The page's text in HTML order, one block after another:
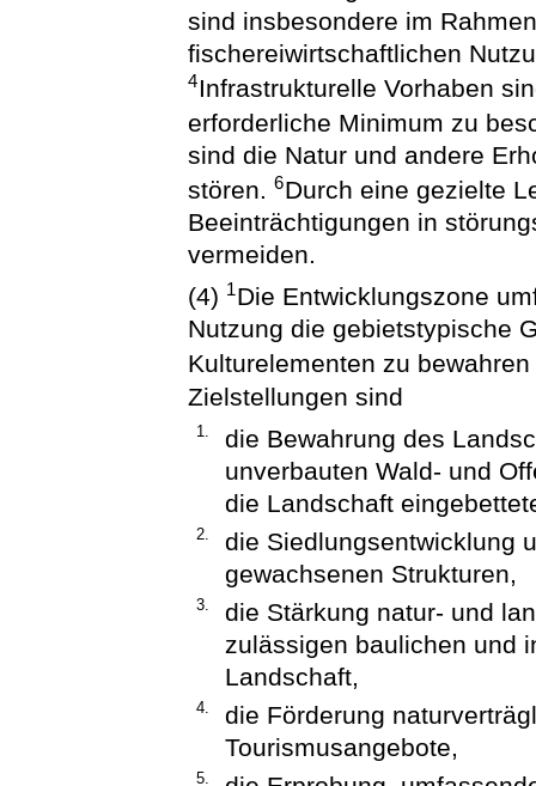
sind insbesondere im
fischereiwirtschaftlichen
4Infrastrukturelle Vorhaben
erforderliche Minimum zu
sind die Natur und andere
stören.6Durch eine gezielte
Beeinträchtigungen in
vermeiden.
(4) 1Die Entwicklungszone
Nutzung die gebietstypische
Kulturelementen zu
Zielstellungen sind
1.
die Bewahrung des
unverbauten Wald- und
die Landschaft
2.
die Siedlungsentwicklung
gewachsenen Strukturen,
3.
die Stärkung natur- und
zulässigen baulichen und
Landschaft,
4.
die Förderung
Tourismusangebote,
5.